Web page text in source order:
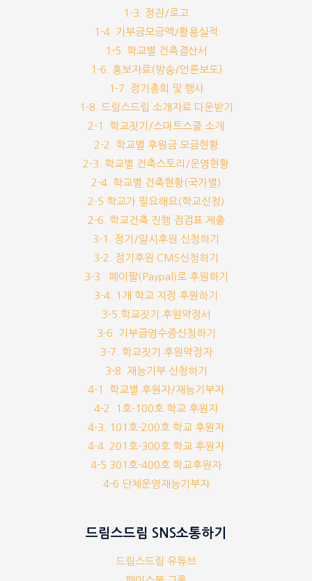
1-3. 정관/로고
1-4. 기부금모금액/활용실적
1-5. 학교별 건축결산서
1-6. 홍보자료(방송/언론보도)
1-7. 정기총회 및 행사
1-8. 드림스드림 소개자료 다운받기
2-1. 학교짓기/스마트스쿨 소개
2-2. 학교별 후원금 모금현황
2-3. 학교별 건축스토리/운영현황
2-4. 학교별 건축현황(국가별)
2-5 학교가 필요해요(학교신청)
2-6. 학교건축 진행 점검표 제출
3-1. 정기/일시후원 신청하기
3-2. 정기후원 CMS신청하기
3-3.. 페이팔(Paypal)로 후원하기
3-4. 1개 학교 지정 후원하기
3-5.학교짓기 후원약정서
3-6. 기부금영수증신청하기
3-7. 학교짓기 후원약정자
3-8. 재능기부 신청하기
4-1. 학교별 후원자/재능기부자
4-2. 1호-100호 학교 후원자
4-3. 101호-200호 학교 후원자
4-4. 201호-300호 학교 후원자
4-5 301호-400호 학교후원자
4-6 단체운영재능기부자
드림스드림 SNS소통하기
드림스드림 유튜브